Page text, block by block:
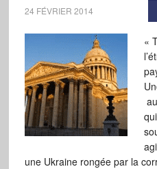
24 FÉVRIER 2014
«
une Ukraine rongée par la